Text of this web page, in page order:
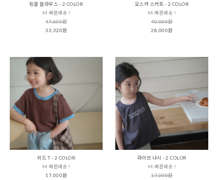
링클 블라우스 - 2 COLOR
M 빠른배송 !
47,600원
33,320원
오스카 스커트 - 2 COLOR
M 빠른배송 !
40,000원
28,000원
위드 T - 2 COLOR
M 빠른배송 !
17,000원
라이브 나시 - 2 COLOR
M 빠른배송 !
17,000원